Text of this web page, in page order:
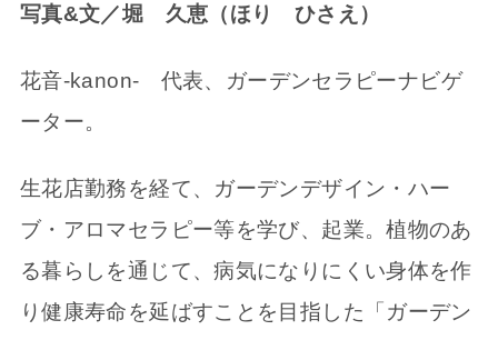
写真&文／堀 久恵（ほり ひさえ）
花音-kanon- 代表、ガーデンセラピーナビゲ
ーター。
生花店勤務を経て、ガーデンデザイン・ハー
ブ・アロマセラピー等を学び、起業。植物のあ
る暮らしを通じて、病気になりにくい身体を作
り健康寿命を延ばすことを目指した「ガーデン